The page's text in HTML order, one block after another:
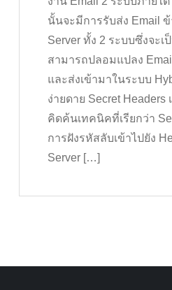
นั้นจะมีการรับส่ง Email
Server ทั้ง 2 ระบบซึ่งจะ
สามารถปลอมแปลง
และส่งเข้ามาในระบบ
ง่ายดาย Secret
คิดค้นเทคนิคที่เรียกว่า
การฝังรหัสลับเข้าไปยัง
Server […]